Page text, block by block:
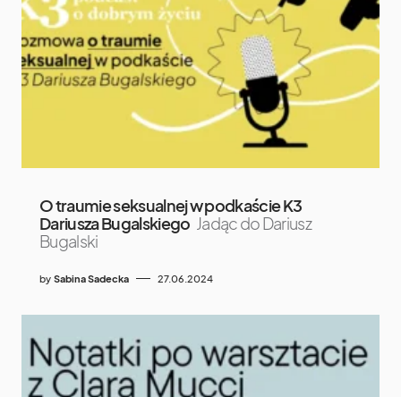
O traumie seksualnej w podkaście K3
Dariusza Bugalskiego Jadąc do Dariusz
Bugalski
by Sabina Sadecka 27.06.2024